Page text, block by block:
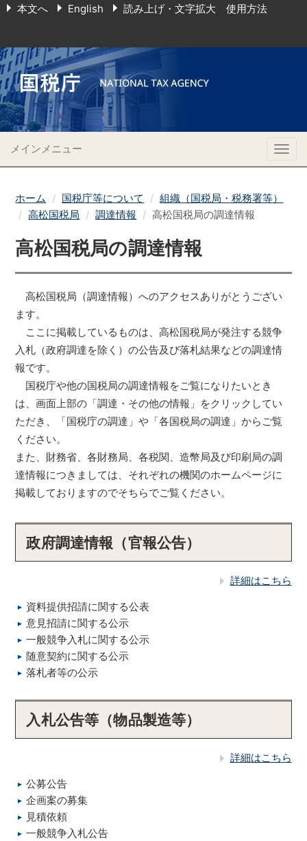
本文へ English 読み上げ・文字拡大 使用方法
メインメニュー
ホーム 国税庁等について
組織（国税局・税務署等）
高松国税局
調達情報 高松国税局の調達情報
高松国税局の調達情報
高松国税局（調達情報）へのアクセスありがとうござい
ます。
ここに掲載しているものは、高松国税局が発注する競争
入札（政府調達を除く）の公告及び落札結果などの調達情
報です。
国税庁や他の国税局の調達情報をご覧になりたいとき
は、画面上部の「調達・その他の情報」をクリックしてい
ただき、「国税庁の調達」や「各国税局の調達」からご覧
ください。
また、財務省、各財務局、各税関、造幣局及び印刷局の調
達情報につきましては、それぞれの機関のホームページに
掲載しておりますのでそちらでご覧ください。
政府調達情報（官報公告）
詳細はこちら
資料提供招請に関する公表
意見招請に関する公示
一般競争入札に関する公示
随意契約に関する公示
落札者等の公示
入札公告等（物品製造等）
詳細はこちら
公募公告
企画案の募集
見積依頼
一般競争入札公告